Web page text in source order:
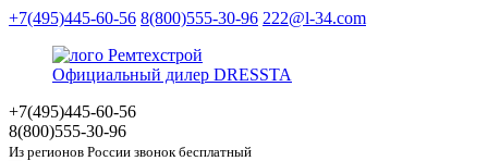
+7(495)445-60-56 8(800)555-30-96 222@l-34.com
Официальный дилер DRESSTA
+7(495)445-60-56
8(800)555-30-96
Из регионов России звонок бесплатный